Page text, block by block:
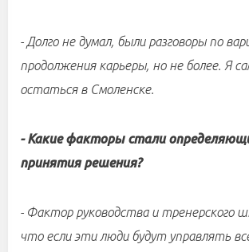
- Долго не думал, были разговоры по
продолжения карьеры, но не более. Я
остаться в Смоленске.
- Какие факторы стали
принятия решения?
- Фактор руководства и тренерского
что если эти люди будут управлять